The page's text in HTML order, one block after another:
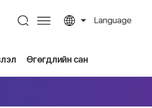
Language
Өгөгдлийн сан